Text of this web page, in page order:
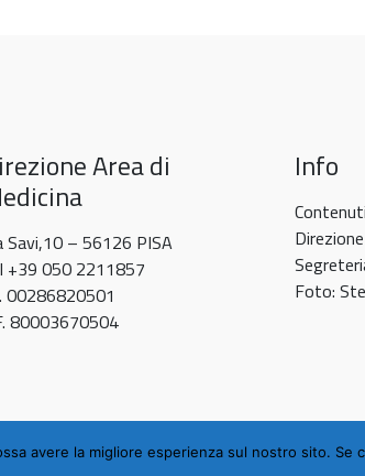
Area di
Savi,10 – 56126 PISA
+39 050 2211857
00286820501
80003670504
Info
Foto:
avere la migliore esperienza sul nostro sito.